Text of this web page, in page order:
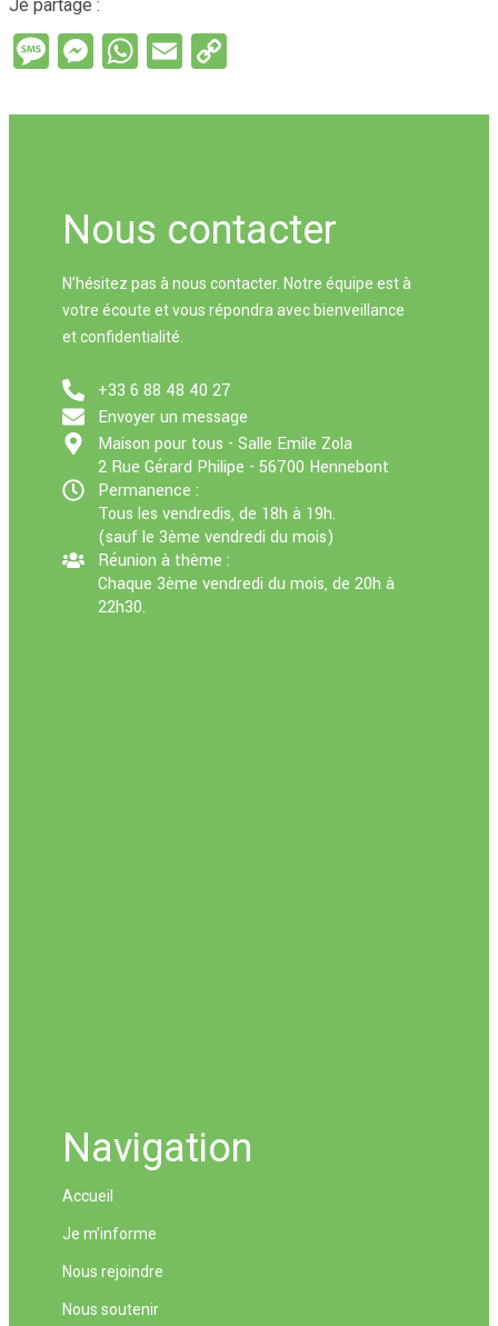
Je partage :
Message
Messenger
WhatsApp
Email
Nous contacter
N’hésitez pas à nous contacter. Notre équipe est à
votre écoute et vous répondra avec bienveillance
et confidentialité.
+33 6 88 48 40 27
Envoyer un message
Maison pour tous - Salle Emile Zola
2 Rue Gérard Philipe - 56700 Hennebont
Permanence :
Tous les vendredis, de 18h à 19h.
(sauf le 3ème vendredi du mois)
Réunion à thème :
Chaque 3ème vendredi du mois, de 20h à
22h30.
Navigation
Accueil
Je m’informe
Nous rejoindre
Nous soutenir